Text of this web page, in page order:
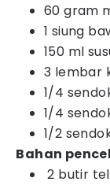
60 gram
1 siung
150 ml
3 lembar
1/4
1/4
1/2
Bahan
2 butir